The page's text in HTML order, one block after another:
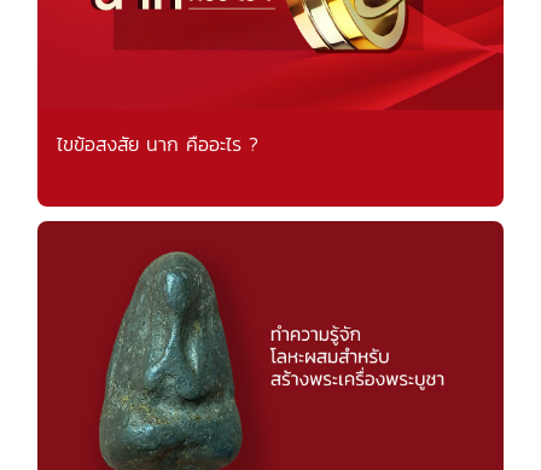
ไขข้อสงสัย นาก คืออะไร ?